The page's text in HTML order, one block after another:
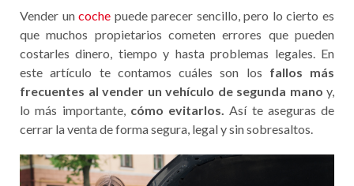
Vender uncoche puede parecer sencillo, pero lo cierto es
que muchos propietarios cometen errores que pueden
costarles dinero, tiempo y hasta problemas legales. En
este artículo te contamos cuáles son los fallos más
frecuentes al vender un vehículo de segunda mano y,
lo más importante,cómo evitarlos. Así te aseguras de
cerrar la venta de forma segura, legal y sin sobresaltos.